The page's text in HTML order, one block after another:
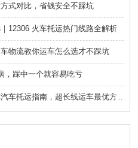
式对比，省钱安全不踩坑
12306 火车托运热门线路全解析
物流教你运车怎么选才不踩坑
，踩中一个就容易吃亏
中车物流7-9 月暑期 12306 火车汽车托运指南，超长线运车最优方案